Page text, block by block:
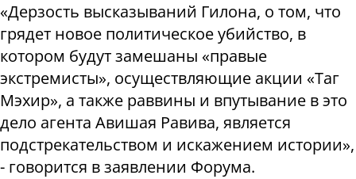
«Дерзость высказываний Гилона, о том, что
грядет новое политическое убийство, в
котором будут замешаны «правые
экстремисты», осуществляющие акции «Таг
Мэхир», а также раввины и впутывание в это
дело агента Авишая Равива, является
подстрекательством и искажением истории»,
- говорится в заявлении Форума.